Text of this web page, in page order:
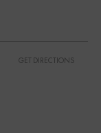
GET DIRECTIONS